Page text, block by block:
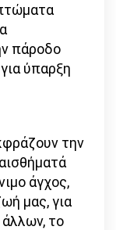
πάροδο
ύπαρξη
την
άγχος,
μας, για
άλλων, το